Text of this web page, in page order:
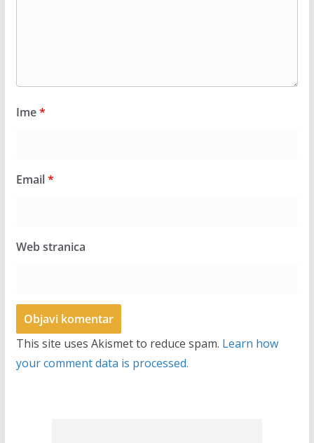
Ime*
Email*
Web stranica
This site uses Akismet to reduce spam. Learn how
your comment data is processed.